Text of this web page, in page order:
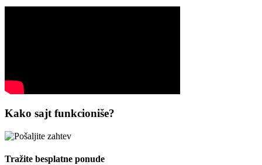
Kako sajt funkcioniše?
Tražite besplatne ponude